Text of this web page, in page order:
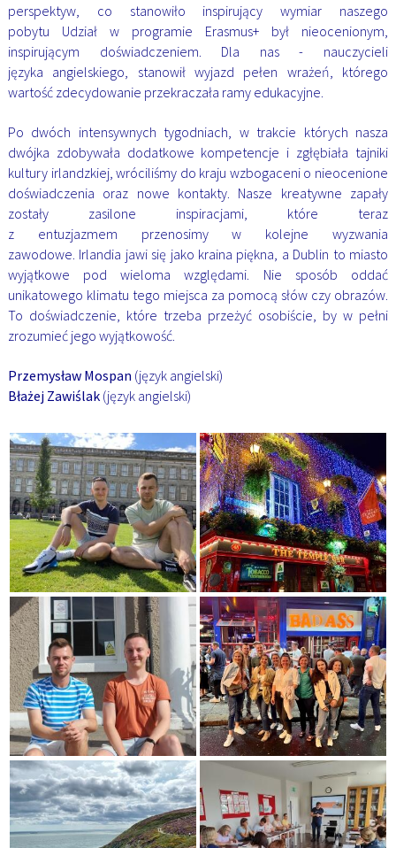
perspektyw, co stanowiło inspirujący wymiar naszego
pobytu Udział w programie Erasmus+ był nieocenionym,
inspirującym doświadczeniem. Dla nas - nauczycieli
języka angielskiego, stanowił wyjazd pełen wrażeń, którego
wartość zdecydowanie przekraczała ramy edukacyjne.
Po dwóch intensywnych tygodniach, w trakcie których nasza
dwójka zdobywała dodatkowe kompetencje i zgłębiała tajniki
kultury irlandzkiej, wróciliśmy do kraju wzbogaceni o nieocenione
doświadczenia oraz nowe kontakty. Nasze kreatywne zapały
zostały zasilone inspiracjami, które teraz
z entuzjazmem przenosimyw kolejne wyzwania
zawodowe. Irlandia jawi się jako kraina piękna, a Dublin to miasto
wyjątkowe pod wieloma względami. Nie sposób oddać
unikatowego klimatu tego miejsca za pomocą słów czy obrazów.
To doświadczenie, które trzeba przeżyć osobiście, by w pełni
zrozumieć jego wyjątkowość.
Przemysław Mospan (język angielski)
Błażej Zawiślak(język angielski)